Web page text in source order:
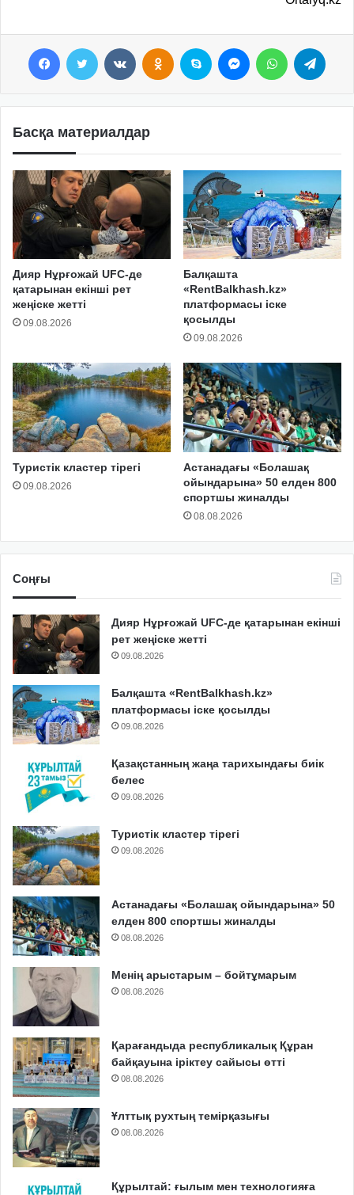
Басқа материалдар
Дияр Нұрғожай UFC-де
қатарынан екінші рет
жеңіске жетті
09.08.2026
Балқашта
«RentBalkhash.kz»
платформасы іске
қосылды
09.08.2026
Туристік кластер тірегі
09.08.2026
Астанадағы «Болашақ
ойындарына» 50 елден 800
спортшы жиналды
08.08.2026
Соңғы
Дияр Нұрғожай UFC-де қатарынан екінші
рет жеңіске жетті
09.08.2026
Балқашта «RentBalkhash.kz»
платформасы іске қосылды
09.08.2026
Қазақстанның жаңа тарихындағы биік
белес
09.08.2026
Туристік кластер тірегі
09.08.2026
Астанадағы «Болашақ ойындарына» 50
елден 800 спортшы жиналды
08.08.2026
Менің арыстарым – бойтұмарым
08.08.2026
Қарағандыда республикалық Құран
байқауына іріктеу сайысы өтті
08.08.2026
Ұлттық рухтың темірқазығы
08.08.2026
Құрылтай: ғылым мен технологияға